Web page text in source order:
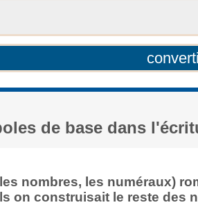
de base dans
nombres, les numéraux)
on construisait le reste des